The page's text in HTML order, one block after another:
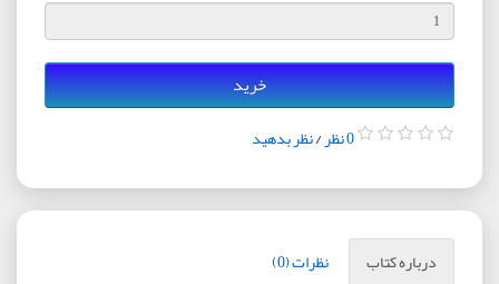
خرید
0 نظر /نظر بدهید
درباره کتاب نظرات (0)